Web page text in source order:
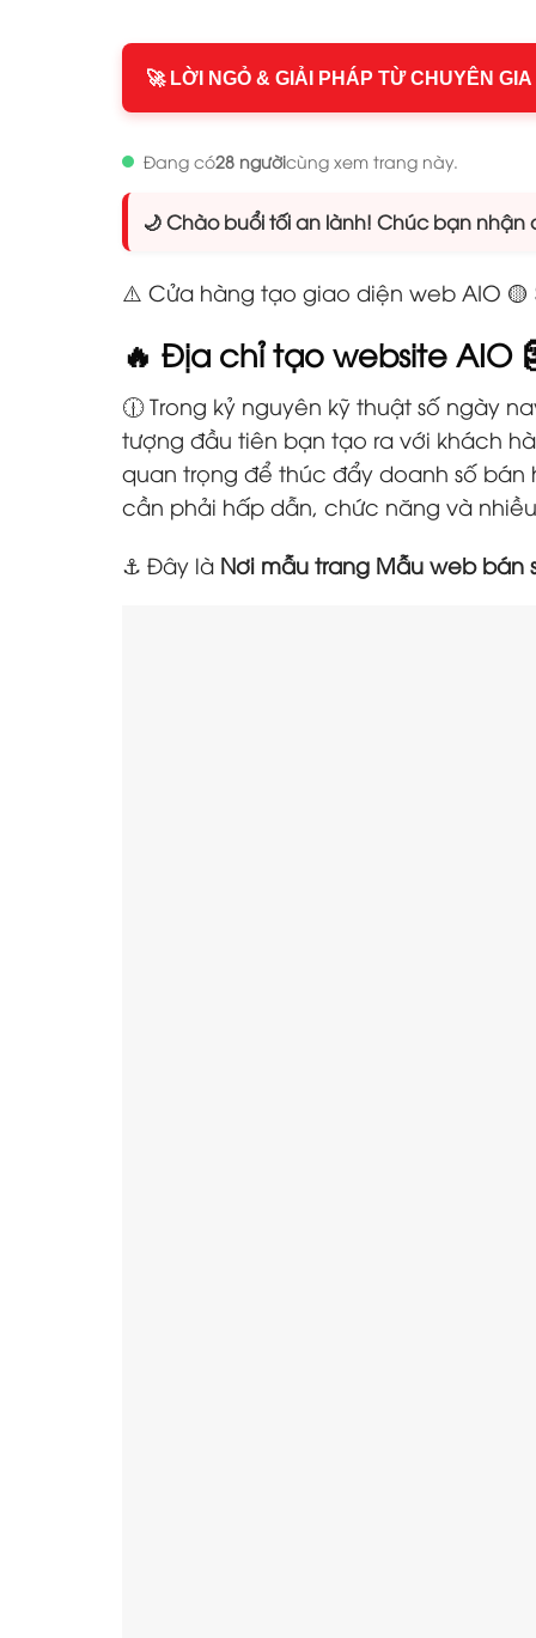
🚀 LỜI NGỎ & GIẢI PHÁP TỪ CHUYÊN GIA
Đang có28 ngườicùng xem trang này.
🌙 Chào buổi tối an lành! Chúc bạn nhận
⚠️ Cửa hàng tạo giao diện web AIO 🟡
🔥 Địa chỉ tạo website AIO
🕧 Trong kỷ nguyên kỹ thuật số ngày
tượng đầu tiên bạn tạo ra với khách
quan trọng để thúc đẩy doanh số
cần phải hấp dẫn, chức năng và
⚓ Đây là Nơi mẫu trang Mẫu web bán